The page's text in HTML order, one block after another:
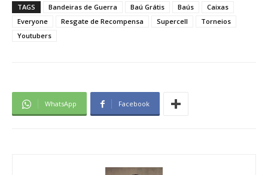
TAGS Bandeiras de Guerra Baú Grátis Baús
Caixas
Everyone
Resgate de Recompensa Supercell
Torneios
Youtubers
WhatsApp Facebook